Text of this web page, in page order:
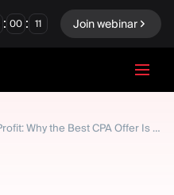
: 00 : 10 Join webinar
Affiliate Payouts vs Broker Profit: Why the Best CPA Offer Is Not Always the Best Business